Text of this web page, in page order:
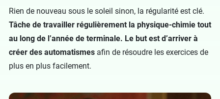
Rien de nouveau sous le soleil sinon, la régularité est clé.
Tâche de travailler régulièrement la physique-chimie tout
au long de l’année de terminale. Le but est d’arriver à
créer des automatismes afin de résoudre les exercices de
plus en plus facilement.